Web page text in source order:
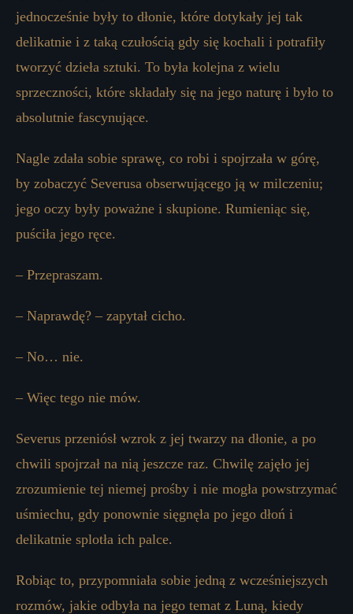
jednocześnie były to dłonie, które dotykały jej tak
delikatnie i z taką czułością gdy się kochali i potrafiły
tworzyć dzieła sztuki. To była kolejna z wielu
sprzeczności, które składały się na jego naturę i było to
absolutnie fascynujące.
Nagle zdała sobie sprawę, co robi i spojrzała w górę,
by zobaczyć Severusa obserwującego ją w milczeniu;
jego oczy były poważne i skupione. Rumieniąc się,
puściła jego ręce.
– Przepraszam.
– Naprawdę? – zapytał cicho.
– No… nie.
– Więc tego nie mów.
Severus przeniósł wzrok z jej twarzy na dłonie, a po
chwili spojrzał na nią jeszcze raz. Chwilę zajęło jej
zrozumienie tej niemej prośby i nie mogła powstrzymać
uśmiechu, gdy ponownie sięgnęła po jego dłoń i
delikatnie splotła ich palce.
Robiąc to, przypomniała sobie jedną z wcześniejszych
rozmów, jakie odbyła na jego temat z Luną, kiedy